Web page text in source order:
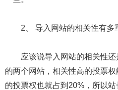
2、 导入网站的相关性有多
应该说导入网站的相关性还
的两个网站，相关性高的投票
的投票权也就占到20%，所以